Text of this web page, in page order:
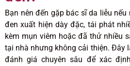
Bạn nên đến gặp bác sĩ da liễu nếu
đen xuất hiện dày đặc, tái phát
kèm mụn viêm hoặc đã thử nhiều
tại nhà nhưng không cải thiện. Đây
đánh giá chuyên sâu để xác